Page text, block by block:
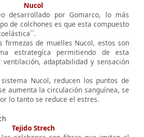
Nucol
desarrollado por Gomarco, lo más
de colchones es que esta compuesto
firmezas de muelles Nucol, estos son
estrategíca permitiendo de esta
adaptabilidad y sensación
Nucol, reducen los puntos de
aumenta la circulación sanguínea, se
lo tanto se reduce el estres.
Tejido Strech